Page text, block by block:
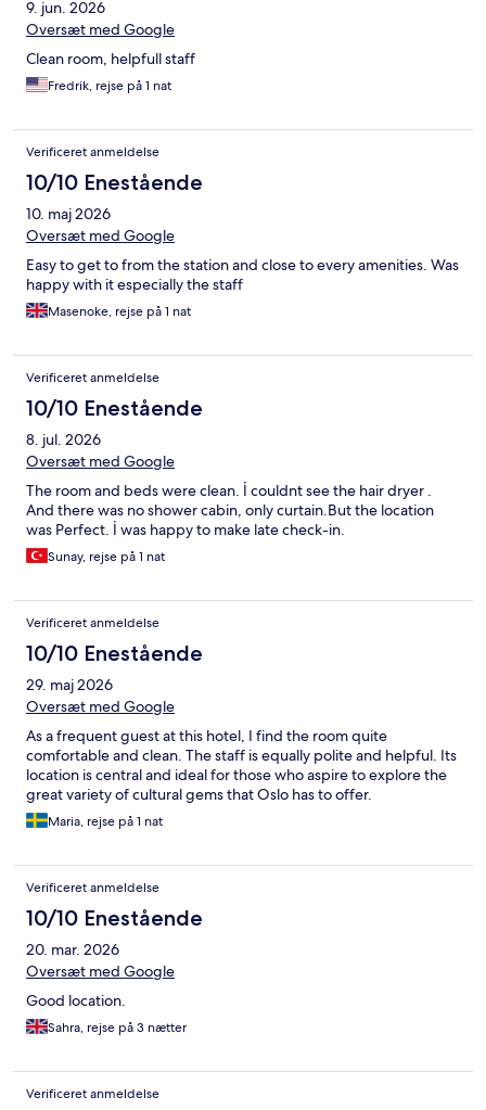
9. jun. 2026
Oversæt med Google
Clean room, helpfull staff
Fredrik, rejse på 1 nat
Verificeret anmeldelse
10/10 Enestående
10. maj 2026
Oversæt med Google
Easy to get to from the station and close to every amenities. Was
happy with it especially the staff
Masenoke, rejse på 1 nat
Verificeret anmeldelse
10/10 Enestående
8. jul. 2026
Oversæt med Google
The room and beds were clean. İ couldnt see the hair dryer .
And there was no shower cabin, only curtain.But the location
was Perfect. İ was happy to make late check-in.
Sunay, rejse på 1 nat
Verificeret anmeldelse
10/10 Enestående
29. maj 2026
Oversæt med Google
As a frequent guest at this hotel, I find the room quite
comfortable and clean. The staff is equally polite and helpful. Its
location is central and ideal for those who aspire to explore the
great variety of cultural gems that Oslo has to offer.
Maria, rejse på 1 nat
Verificeret anmeldelse
10/10 Enestående
20. mar. 2026
Oversæt med Google
Good location.
Sahra, rejse på 3 nætter
Verificeret anmeldelse